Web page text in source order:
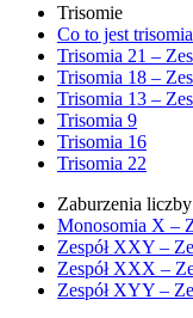
Trisomie
Co to jest trisomia
Trisomia 21 –
Trisomia 18 –
Trisomia 13 –
Trisomia 9
Trisomia 16
Trisomia 22
Zaburzenia
Monosomia X –
Zespół XXY –
Zespół XXX –
Zespół XYY –